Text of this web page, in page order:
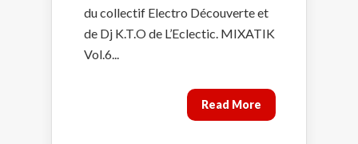
du collectif Electro Découverte et
de Dj K.T.O de L’Eclectic. MIXATIK
Vol.6...
Read More